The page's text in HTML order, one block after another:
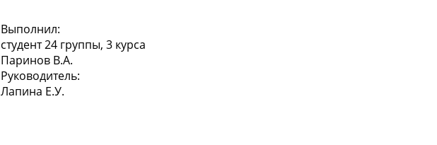
Выполнил:
студент 24 группы, 3 курса
Паринов В.А.
Руководитель:
Лапина Е.У.